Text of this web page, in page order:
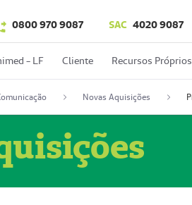
0800 970 9087 SAC 4020 9087
- LF Cliente Recursos Próprios
Novas Aquisições